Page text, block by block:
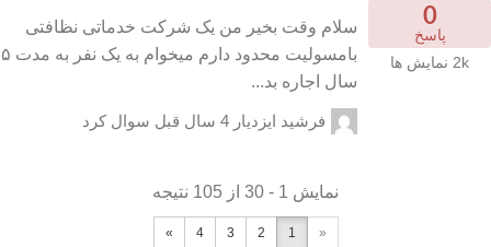
0
پاسخ
2k
نمایش ها
سلام وقت بخیر من یک شرکت خدماتی نظافتی
بامسولیت محدود دارم میخوام به یک نفر به مدت ۵
سال اجاره بد...
فرشید ایزدیار 4 سال قبل سوال کرد
نمایش 1 - 30 از 105 نتیجه
«
1
2
3
4
»